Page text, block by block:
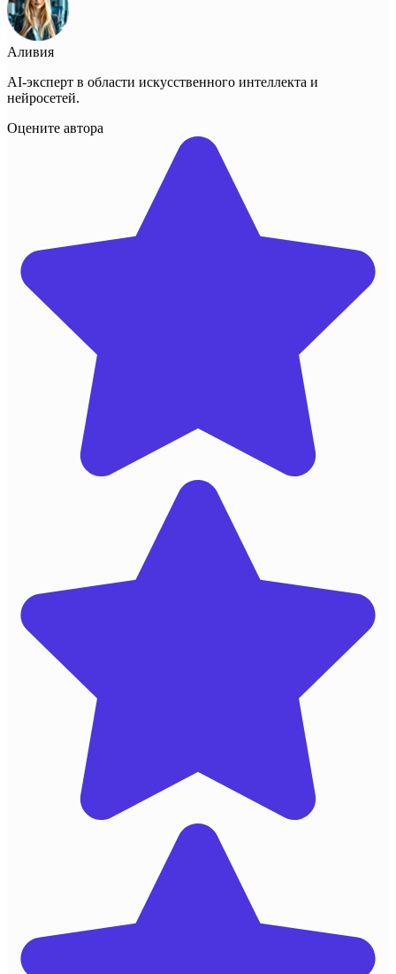
Аливия
AI-эксперт в области искусственного интеллекта и
нейросетей.
Оцените автора